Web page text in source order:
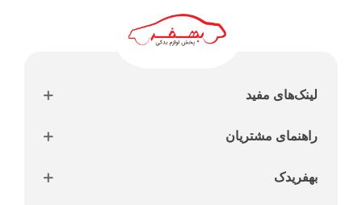
لینک‌های مفید
راهنمای مشتریان
بهفریدک